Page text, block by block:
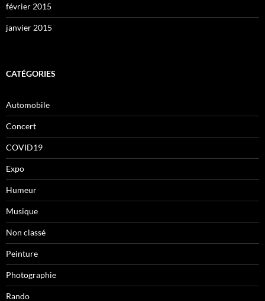
février 2015
janvier 2015
CATÉGORIES
Automobile
Concert
COVID19
Expo
Humeur
Musique
Non classé
Peinture
Photographie
Rando